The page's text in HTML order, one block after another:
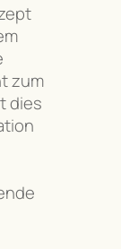
zum
dies